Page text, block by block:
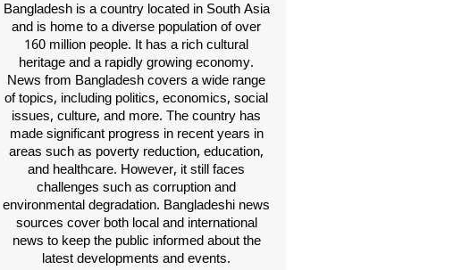
Bangladesh is a country located in South Asia
and is home to a diverse population of over
160 million people. It has a rich cultural
heritage and a rapidly growing economy.
News from Bangladesh covers a wide range
of topics, including politics, economics, social
issues, culture, and more. The country has
made significant progress in recent years in
areas such as poverty reduction, education,
and healthcare. However, it still faces
challenges such as corruption and
environmental degradation. Bangladeshi news
sources cover both local and international
news to keep the public informed about the
latest developments and events.